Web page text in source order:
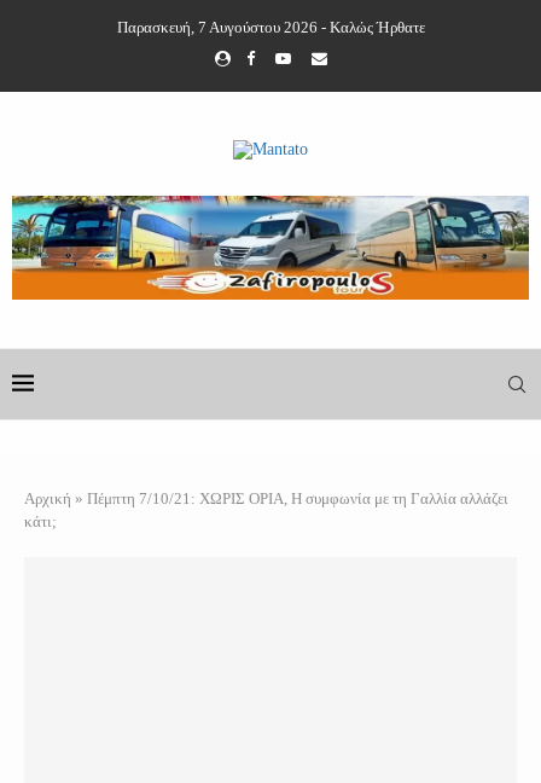
Παρασκευή, 7 Αυγούστου 2026 - Καλώς Ήρθατε
Αρχική » Πέμπτη 7/10/21: ΧΩΡΙΣ ΟΡΙΑ, Η συμφωνία με τη Γαλλία αλλάζει
κάτι;